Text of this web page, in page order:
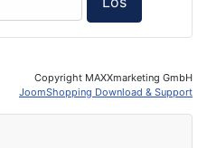
Copyright MAXXmarketing GmbH
JoomShopping Download & Support